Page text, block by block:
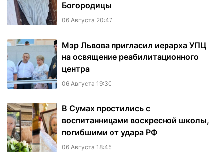
Богородицы
06 Августа 20:47
Мэр Львова пригласил иерарха УПЦ
на освящение реабилитационного
центра
06 Августа 19:30
В Сумах простились с
воспитанницами воскресной школы,
погибшими от удара РФ
06 Августа 18:45